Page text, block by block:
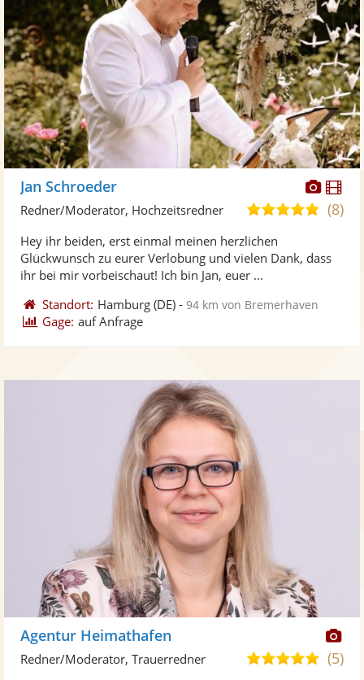
Jan Schroeder
5,0(8)
Redner/Moderator, Hochzeitsredner
Hey ihr beiden, erst einmal meinen herzlichen
Glückwunsch zu eurer Verlobung und vielen Dank, dass
ihr bei mir vorbeischaut! Ich bin Jan, euer ...
Standort: Hamburg (DE) -94 km von Bremerhaven
Gage: auf Anfrage
Agentur Heimathafen
5,0(5)
Redner/Moderator, Trauerredner